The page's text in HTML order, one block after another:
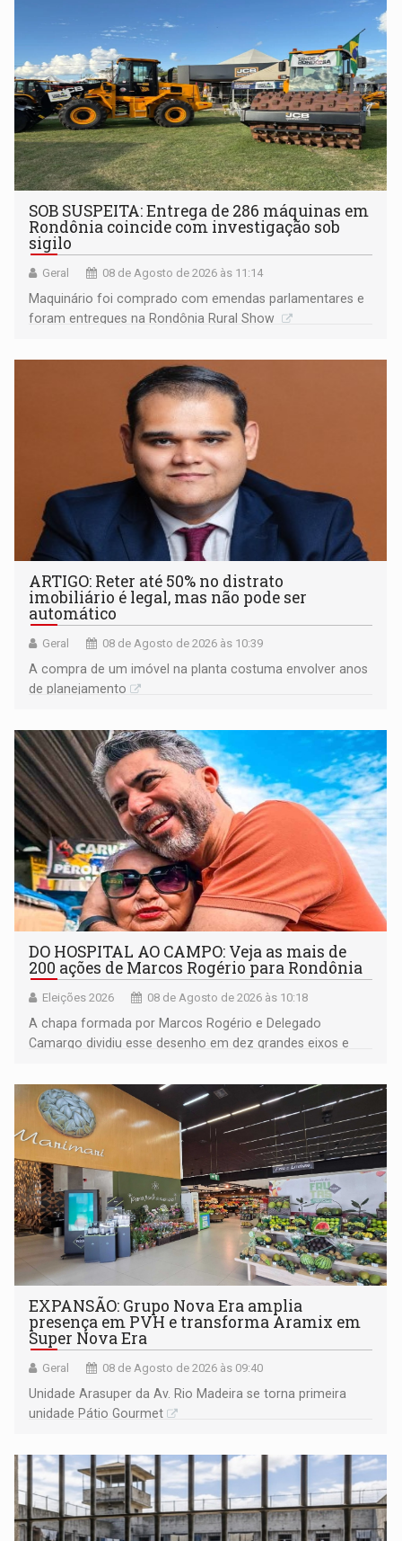
SOB SUSPEITA: Entrega de 286 máquinas em
Rondônia coincide com investigação sob
sigilo
Geral 08 de Agosto de 2026 às 11:14
Maquinário foi comprado com emendas parlamentares e
foram entregues na Rondônia Rural Show
ARTIGO: Reter até 50% no distrato
imobiliário é legal, mas não pode ser
automático
Geral 08 de Agosto de 2026 às 10:39
A compra de um imóvel na planta costuma envolver anos
de planejamento
DO HOSPITAL AO CAMPO: Veja as mais de
200 ações de Marcos Rogério para Rondônia
Eleições 2026 08 de Agosto de 2026 às 10:18
A chapa formada por Marcos Rogério e Delegado
Camargo dividiu esse desenho em dez grandes eixos e
EXPANSÃO: Grupo Nova Era amplia
presença em PVH e transforma Aramix em
Super Nova Era
Geral 08 de Agosto de 2026 às 09:40
Unidade Arasuper da Av. Rio Madeira se torna primeira
unidade Pátio Gourmet